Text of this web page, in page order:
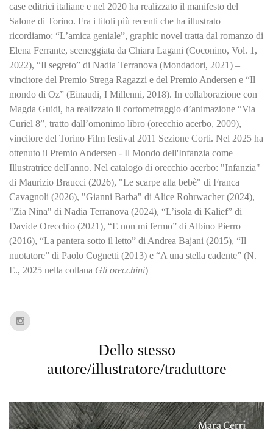
case editrici italiane e nel 2020 ha realizzato il manifesto del
Salone di Torino. Fra i titoli più recenti che ha illustrato
ricordiamo: “L’amica geniale”, graphic novel tratta dal romanzo di
Elena Ferrante, sceneggiata da Chiara Lagani (Coconino, Vol. 1,
2022), “Il segreto” di Nadia Terranova (Mondadori, 2021) –
vincitore del Premio Strega Ragazzi e del Premio Andersen e “Il
mondo di Oz” (Einaudi, I Millenni, 2018). In collaborazione con
Magda Guidi, ha realizzato il cortometraggio d’animazione “Via
Curiel 8”, tratto dall’omonimo libro (orecchio acerbo, 2009),
vincitore del Torino Film festival 2011 Sezione Corti. Nel 2025 ha
ottenuto il Premio Andersen - Il Mondo dell'Infanzia come
Illustratrice dell'anno. Nel catalogo di orecchio acerbo: "Infanzia"
di Maurizio Braucci (2026), "Le scarpe alla bebè" di Franca
Cavagnoli (2026), "Gianni Barba" di Alice Rohrwacher (2024),
"Zia Nina" di Nadia Terranova (2024), “L’isola di Kalief” di
Davide Orecchio (2021), “E non mi fermo” di Albino Pierro
(2016), “La pantera sotto il letto” di Andrea Bajani (2015), “Il
nuotatore” di Paolo Cognetti (2013) e “A una stella cadente” (N.
E., 2025 nella collana Gli orecchini)
Dello stesso
autore/illustratore/traduttore